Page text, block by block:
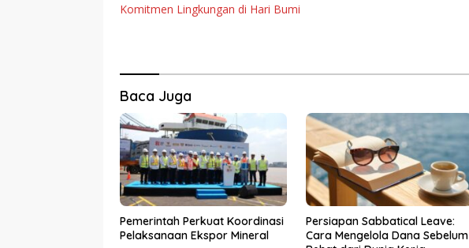
Komitmen Lingkungan di Hari Bumi
Baca Juga
Pemerintah Perkuat Koordinasi
Pelaksanaan Ekspor Mineral
Persiapan Sabbatical Leave:
Cara Mengelola Dana Sebelum